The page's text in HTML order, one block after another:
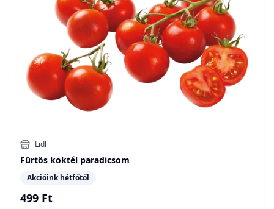
Lidl
Fürtös koktél paradicsom
Akcióink hétfőtől
499 Ft